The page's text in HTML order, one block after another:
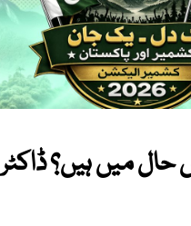
میں ہیں؟ ڈاکٹر